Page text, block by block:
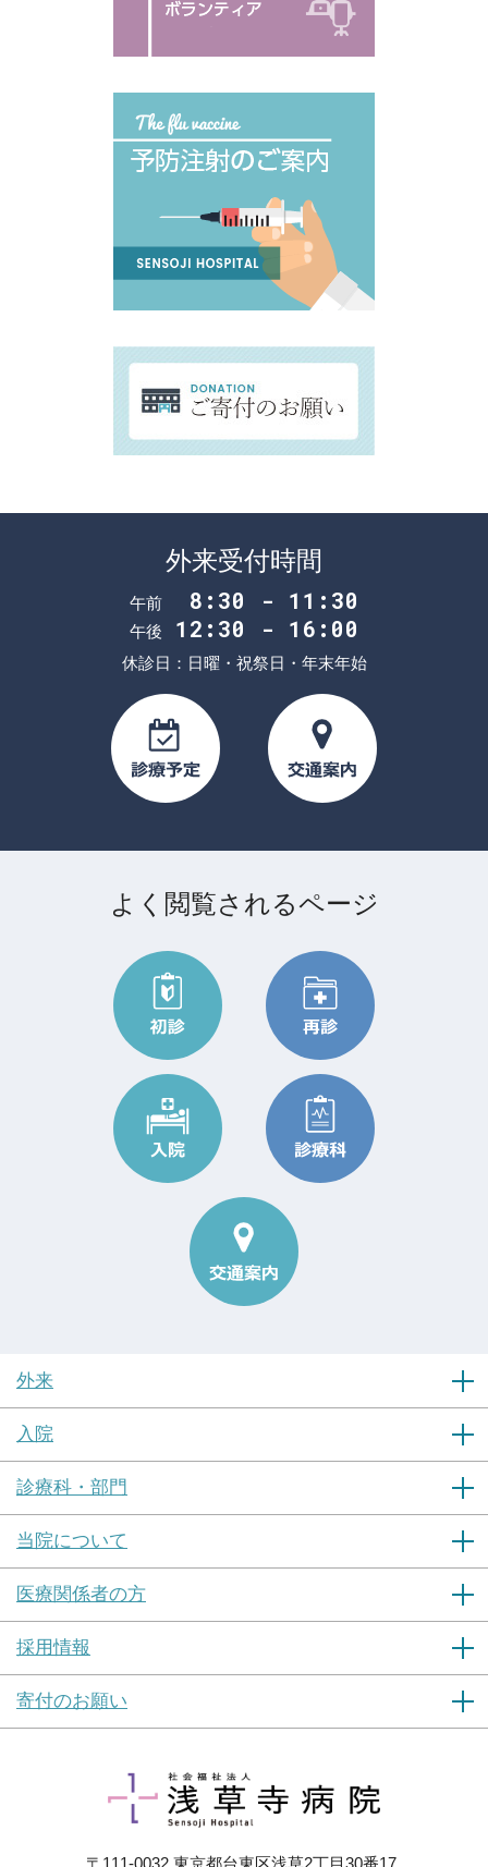
外来受付時間
午前 8:30 - 11:30
午後 12:30 - 16:00
休診日：日曜・祝祭日・年末年始
よく閲覧されるページ
外来
入院
診療科・部門
当院について
医療関係者の方
採用情報
寄付のお願い
〒111-0032 東京都台東区浅草2丁目30番17